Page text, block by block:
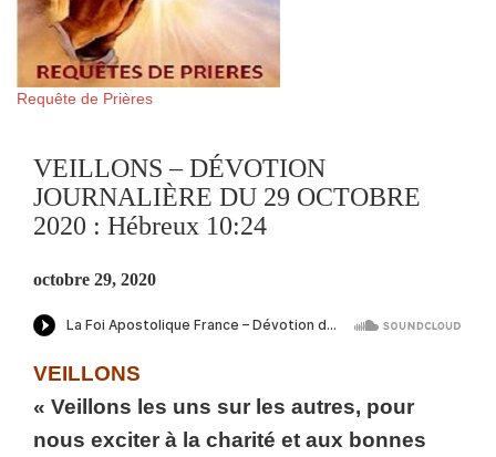
Requête de Prières
VEILLONS – DÉVOTION
JOURNALIÈRE DU 29 OCTOBRE
2020 : Hébreux 10:24
octobre 29, 2020
VEILLONS
« Veillons les uns sur les autres, pour
nous exciter à la charité et aux bonnes